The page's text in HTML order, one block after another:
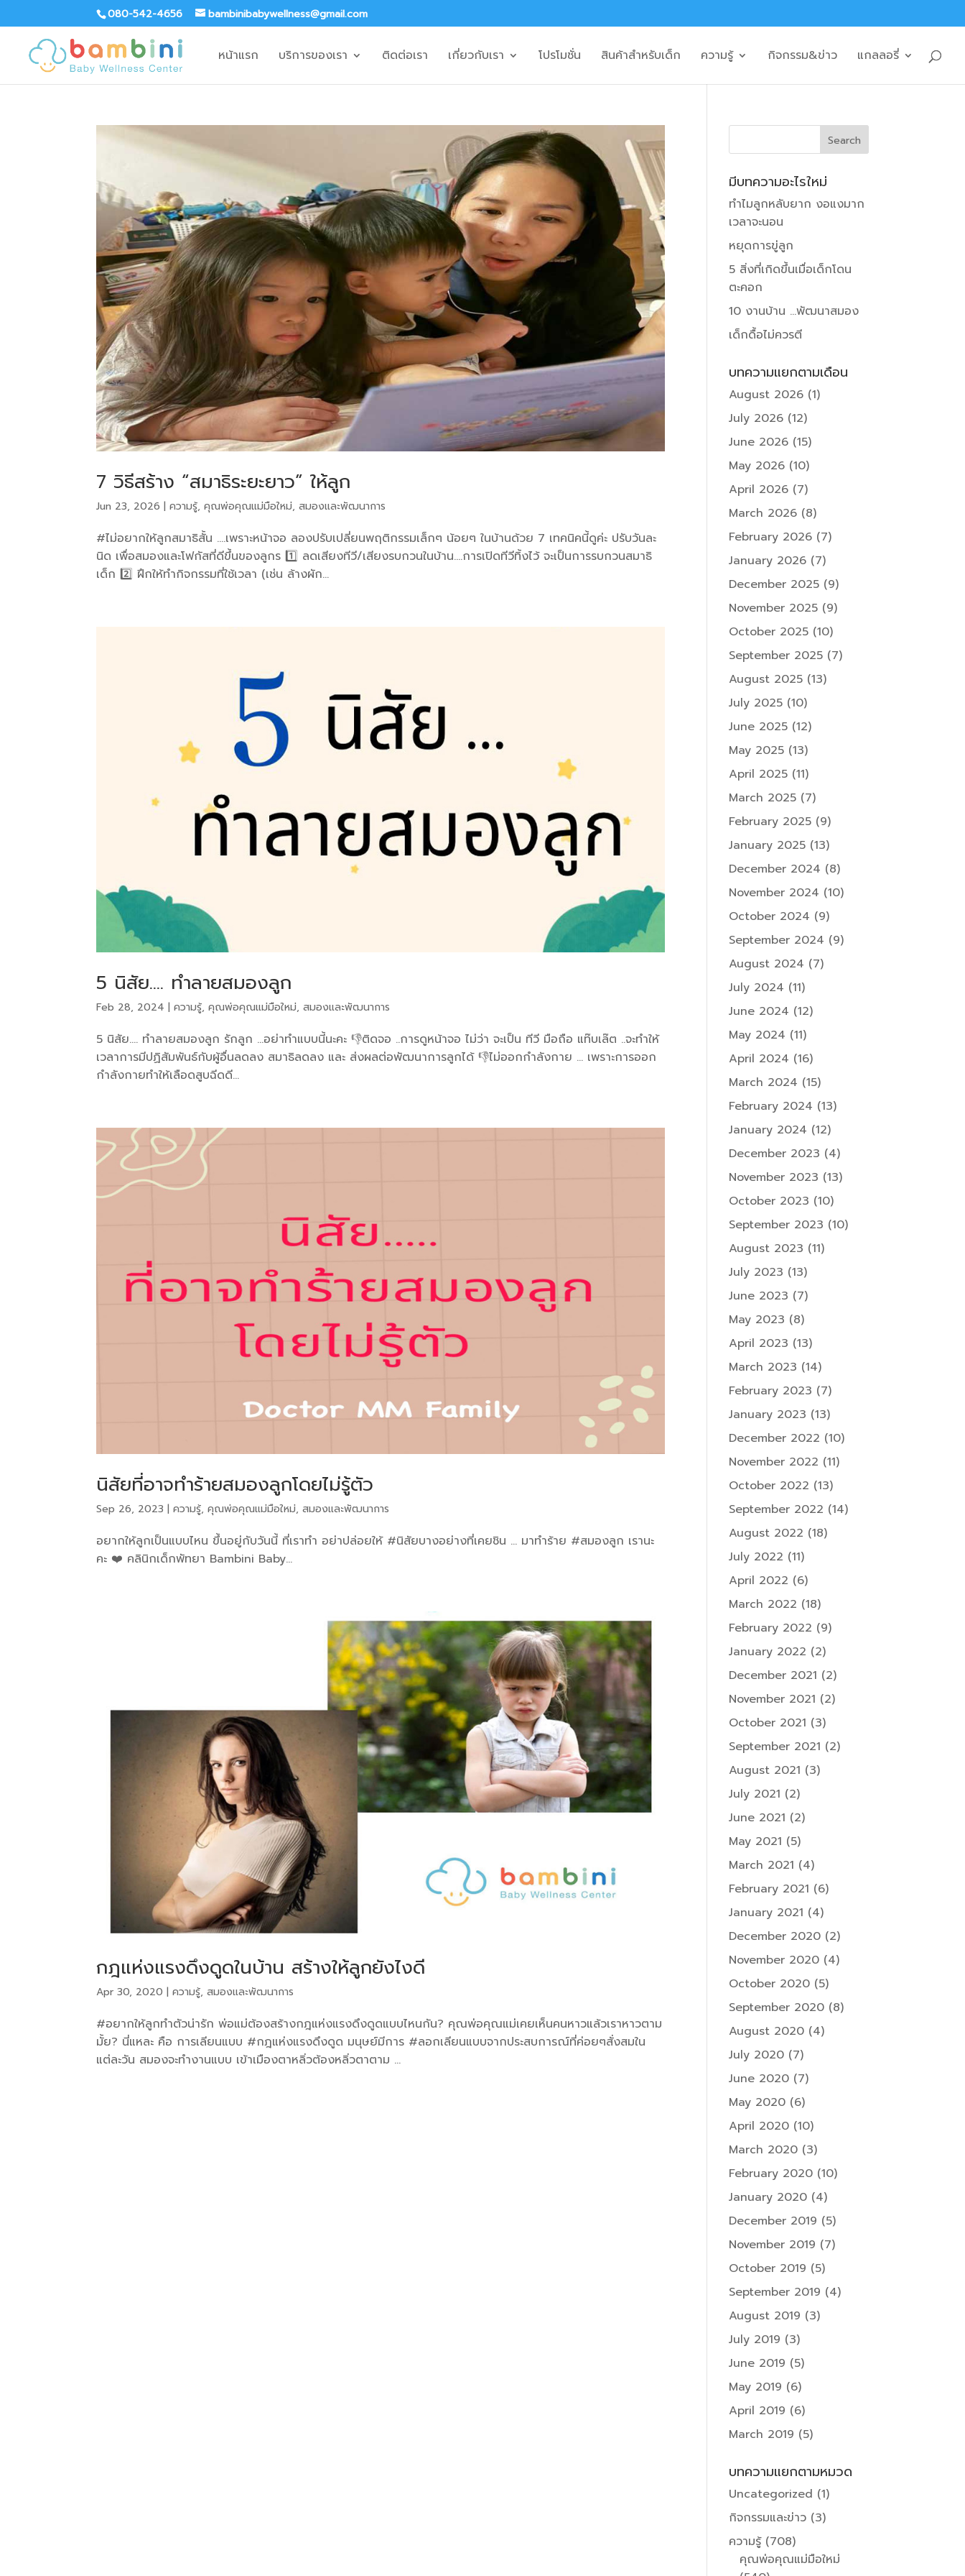
080-542-4656 bambinibabywellness@gmail.com
หน้าแรก บริการของเรา ติดต่อเรา เกี่ยวกับเรา โปรโมชั่น สินค้าสำหรับเด็ก ความรู้ กิจกรรม&ข่าว แกลลอรี่
7 วิธีสร้าง “สมาธิระยะยาว” ให้ลูก
Jun 23, 2026 |ความรู้,คุณพ่อคุณแม่มือใหม่,สมองและพัฒนาการ
#ไม่อยากให้ลูกสมาธิสั้น ….เพราะหน้าจอ ลองปรับเปลี่ยนพฤติกรรมเล็กๆ น้อยๆ ในบ้านด้วย 7 เทคนิคนี้ดูค่ะ ปรับวันละ
นิด เพื่อสมองและโฟกัสที่ดีขึ้นของลูกร 1️⃣ ลดเสียงทีวี/เสียงรบกวนในบ้าน….การเปิดทีวีทิ้งไว้ จะเป็นการรบกวนสมาธิ
เด็ก 2️⃣ ฝึกให้ทำกิจกรรมที่ใช้เวลา (เช่น ล้างผัก...
5 นิสัย…. ทำลายสมองลูก
Feb 28, 2024 |ความรู้,คุณพ่อคุณแม่มือใหม่,สมองและพัฒนาการ
5 นิสัย…. ทำลายสมองลูก รักลูก …อย่าทำแบบนี้นะคะ 👎ติดจอ ..การดูหน้าจอ ไม่ว่า จะเป็น ทีวี มือถือ แท๊บเล๊ต ..จะทำให้
เวลาการมีปฏิสัมพันธ์กับผู้อื่นลดลง สมาธิลดลง และ ส่งผลต่อพัฒนาการลูกได้ 👎ไม่ออกกำลังกาย … เพราะการออก
กำลังกายทำให้เลือดสูบฉีดดี...
นิสัยที่อาจทำร้ายสมองลูกโดยไม่รู้ตัว
Sep 26, 2023 |ความรู้,คุณพ่อคุณแม่มือใหม่,สมองและพัฒนาการ
อยากให้ลูกเป็นแบบไหน ขึ้นอยู่กับวันนี้ ที่เราทำ อย่าปล่อยให้ #นิสัยบางอย่างที่เคยชิน … มาทำร้าย #สมองลูก เรานะ
คะ ❤️ คลินิกเด็กพัทยา Bambini Baby...
กฎแห่งแรงดึงดูดในบ้าน สร้างให้ลูกยังไงดี
Apr 30, 2020 |ความรู้,สมองและพัฒนาการ
#อยากให้ลูกทำตัวน่ารัก พ่อแม่ต้องสร้างกฎแห่งแรงดึงดูดแบบไหนกัน? คุณพ่อคุณแม่เคยเห็นคนหาวแล้วเราหาวตาม
มั้ย? นี่แหละ คือ การเลียนแบบ #กฎแห่งแรงดึงดูด มนุษย์มีการ #ลอกเลียนแบบจากประสบการณ์ที่ค่อยๆสั่งสมใน
แต่ละวัน สมองจะทำงานแบบ เข้าเมืองตาหลิ่วต้องหลิ่วตาตาม ...
มีบทความอะไรใหม่
ทำไมลูกหลับยาก งอแงมาก
เวลาจะนอน
หยุดการขู่ลูก
5 สิ่งที่เกิดขึ้นเมื่อเด็กโดน
ตะคอก
10 งานบ้าน …พัฒนาสมอง
เด็กดื้อไม่ควรตี
บทความแยกตามเดือน
August 2026 (1)
July 2026 (12)
June 2026 (15)
May 2026 (10)
April 2026 (7)
March 2026 (8)
February 2026 (7)
January 2026 (7)
December 2025 (9)
November 2025 (9)
October 2025 (10)
September 2025 (7)
August 2025 (13)
July 2025 (10)
June 2025 (12)
May 2025 (13)
April 2025 (11)
March 2025 (7)
February 2025 (9)
January 2025 (13)
December 2024 (8)
November 2024 (10)
October 2024 (9)
September 2024 (9)
August 2024 (7)
July 2024 (11)
June 2024 (12)
May 2024 (11)
April 2024 (16)
March 2024 (15)
February 2024 (13)
January 2024 (12)
December 2023 (4)
November 2023 (13)
October 2023 (10)
September 2023 (10)
August 2023 (11)
July 2023 (13)
June 2023 (7)
May 2023 (8)
April 2023 (13)
March 2023 (14)
February 2023 (7)
January 2023 (13)
December 2022 (10)
November 2022 (11)
October 2022 (13)
September 2022 (14)
August 2022 (18)
July 2022 (11)
April 2022 (6)
March 2022 (18)
February 2022 (9)
January 2022 (2)
December 2021 (2)
November 2021 (2)
October 2021 (3)
September 2021 (2)
August 2021 (3)
July 2021 (2)
June 2021 (2)
May 2021 (5)
March 2021 (4)
February 2021 (6)
January 2021 (4)
December 2020 (2)
November 2020 (4)
October 2020 (5)
September 2020 (8)
August 2020 (4)
July 2020 (7)
June 2020 (7)
May 2020 (6)
April 2020 (10)
March 2020 (3)
February 2020 (10)
January 2020 (4)
December 2019 (5)
November 2019 (7)
October 2019 (5)
September 2019 (4)
August 2019 (3)
July 2019 (3)
June 2019 (5)
May 2019 (6)
April 2019 (6)
March 2019 (5)
บทความแยกตามหมวด
Uncategorized (1)
กิจกรรมและข่าว (3)
ความรู้(708)
คุณพ่อคุณแม่มือใหม่